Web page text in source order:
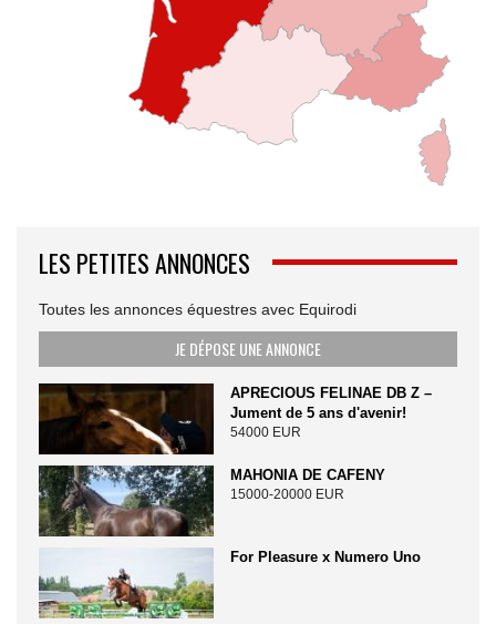
LES PETITES ANNONCES
Toutes les annonces équestres avec Equirodi
JE DÉPOSE UNE ANNONCE
APRECIOUS FELINAE DB Z –
Jument de 5 ans d'avenir!
54000 EUR
MAHONIA DE CAFENY
15000-20000 EUR
For Pleasure x Numero Uno